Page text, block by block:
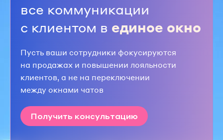
все коммуникации
с клиентом в единое окно
Пусть ваши сотрудники фокусируются
на продажах и повышении лояльности
клиентов, а не на переключении
между окнами чатов
Получить консультацию